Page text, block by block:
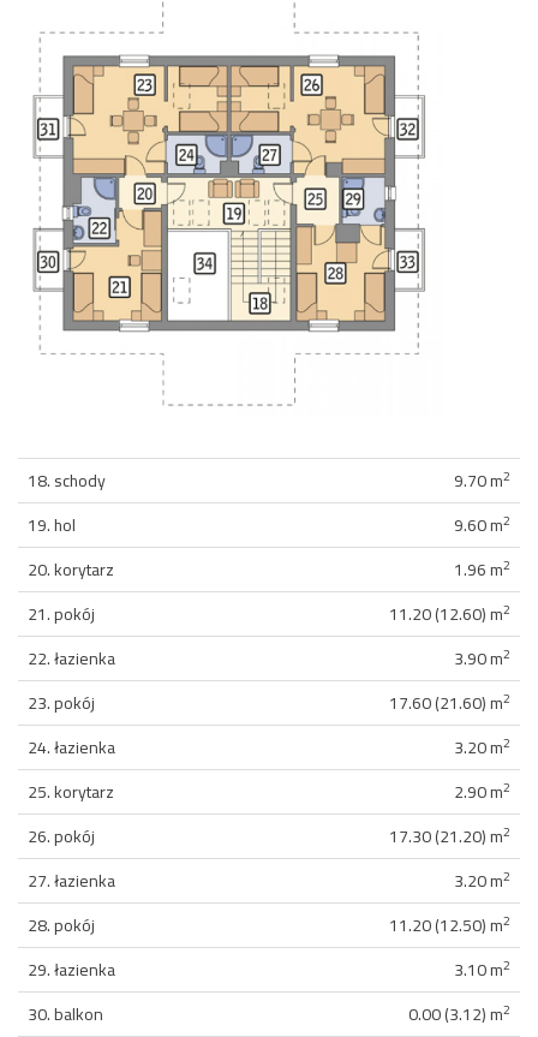
18. schody 9.70 m2
19. hol 9.60 m2
20. korytarz 1.96 m2
21. pokój 11.20 (12.60) m2
22. łazienka 3.90 m2
23. pokój 17.60 (21.60) m2
24. łazienka 3.20 m2
25. korytarz 2.90 m2
26. pokój 17.30 (21.20) m2
27. łazienka 3.20 m2
28. pokój 11.20 (12.50) m2
29. łazienka 3.10 m2
30. balkon 0.00 (3.12) m2